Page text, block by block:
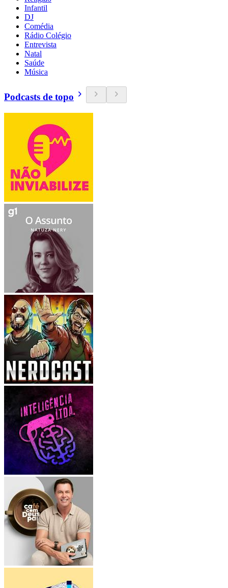
Infantil
DJ
Comédia
Rádio Colégio
Entrevista
Natal
Saúde
Música
Podcasts de topo